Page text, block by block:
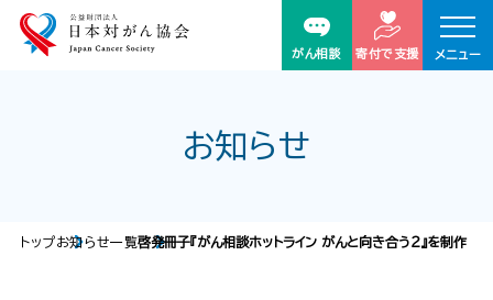
がん相談 寄付で支援 メニュー
お知らせ
トップお知らせ一覧啓発冊子『がん相談ホットライン がんと向き合う２』を制作